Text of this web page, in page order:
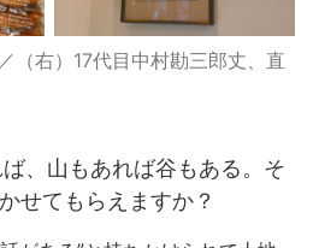
（右）17代目中村勘三郎丈、直
、山もあれば谷もある。そ
せてもらえますか？